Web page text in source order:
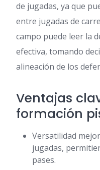
de jugadas, ya que
entre jugadas de
campo puede leer la
efectiva, tomando
alineación de los
Ventajas
formación
Versatilidad
jugadas,
pases.